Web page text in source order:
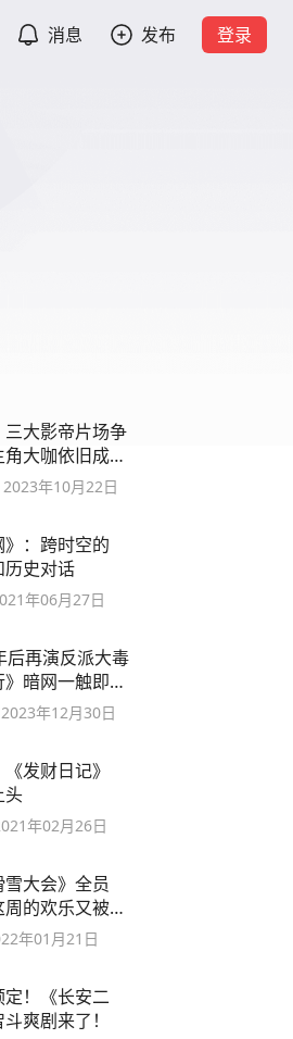
消息 发布 登录
大影帝片场争
大咖依旧成
2023年10月22日
》：跨时空的
历史对话
年06月27日
后再演反派大毒
暗网一触即
2023年12月30日
发财日记》
头
年02月26日
雪大会》全员
的欢乐又被
年01月21日
！《长安二
爽剧来了！